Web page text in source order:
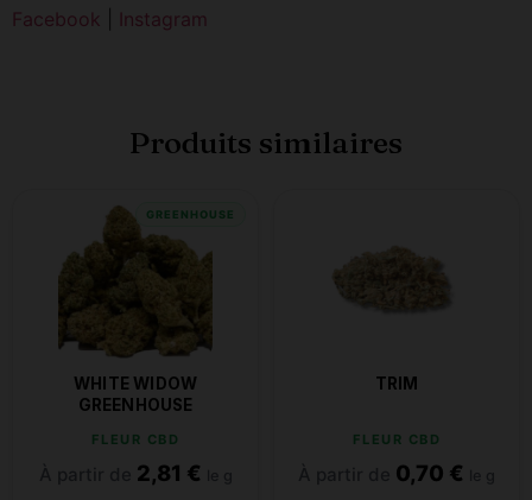
Facebook Instagram
Produits similaires
GREENHOUSE
WHITE WIDOW
GREENHOUSE
FLEUR CBD
2,81 €
TRIM
FLEUR CBD
0,70 €